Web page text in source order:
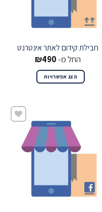
חבילת קידום לאתר אינטרנט
החל מ- ₪490
הצג אפשרויות